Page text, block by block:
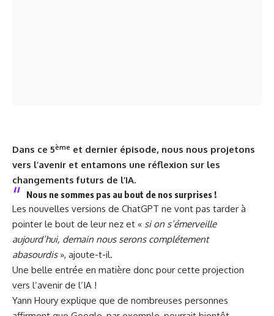
Dans ce 5ème et dernier épisode, nous nous projetons
vers l’avenir et entamons une réflexion sur les
changements futurs de l’IA.
Nous ne sommes pas au bout de nos surprises !
Les nouvelles versions de ChatGPT ne vont pas tarder à
pointer le bout de leur nez et « si on s’émerveille
aujourd’hui, demain nous serons complétement
abasourdis», ajoute-t-il.
Une belle entrée en matière donc pour cette projection
vers l’avenir de l’IA !
Yann Houry explique que de nombreuses personnes